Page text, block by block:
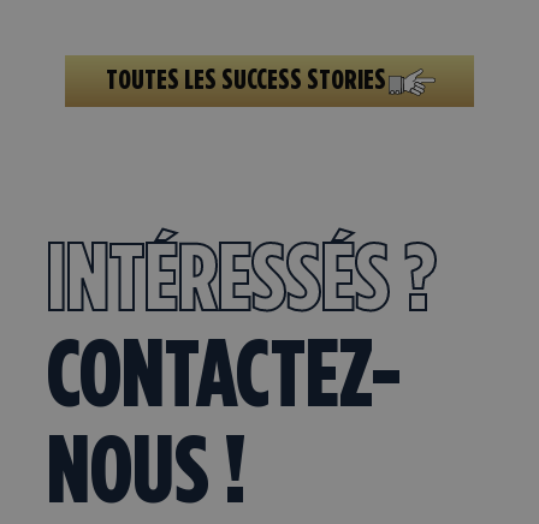
TOUTES LES SUCCESS STORIES
INTÉRESSÉS ?
CONTACTEZ-
NOUS !